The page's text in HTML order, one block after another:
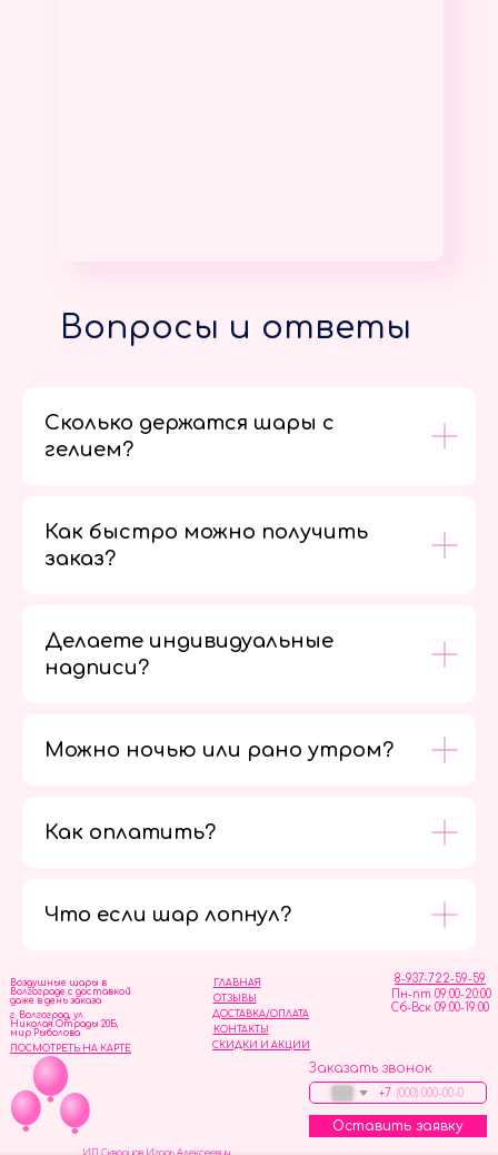
Вопросы и ответы
Сколько держатся шары с
гелием?
Как быстро можно получить
заказ?
Делаете индивидуальные
надписи?
Можно ночью или рано утром?
Как оплатить?
Что если шар лопнул?
ОТЗЫВЫ
ГЛАВНАЯ
ДОСТАВКА/ОПЛАТА
СКИДКИ И АКЦИИ
КОНТАКТЫ
8-937-722-59-59
Пн-пт 09:00-20:00
Сб-Вск 09:00-19:00
Воздушные шары в
Волгограде с доставкой
даже в день заказа
Заказать звонок
+7
Оставить заявку
г. Волгоград, ул.
Николая Отрады 20Б,
мир Рыболова
ПОСМОТРЕТЬ НА КАРТЕ